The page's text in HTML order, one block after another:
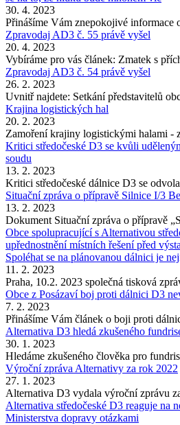
30. 4. 2023
Přinášíme Vám znepokojivé informace
Zpravodaj AD3 č. 55 právě vyšel
20. 4. 2023
Vybíráme pro vás článek: Zmatek s
Zpravodaj AD3 č. 54 právě vyšel
26. 2. 2023
Uvnitř najdete: Setkání představitelů
Krajina logistických hal
20. 2. 2023
Zamoření krajiny logistickými halami -
Kritici středočeské D3 se kvůli
soudu
13. 2. 2023
Kritici středočeské dálnice D3 se
Situační zpráva o přípravě Silnice I/3
13. 2. 2023
Dokument Situační zpráva o přípravě
Obce spolupracující s Alternativou
upřednostnění místních řešení před
Spoléhat se na plánovanou dálnici je
11. 2. 2023
Praha, 10.2. 2023 společná tisková
Obce z Posázaví boj proti dálnici D3
7. 2. 2023
Přinášíme Vám článek o boji proti
Alternativa D3 hledá zkušeného
30. 1. 2023
Hledáme zkušeného člověka pro
Výroční zpráva Alternativy za rok 2022
27. 1. 2023
Alternativa D3 vydala výroční zprávu
Alternativa středočeské D3 reaguje na
Ministerstva dopravy otázkami